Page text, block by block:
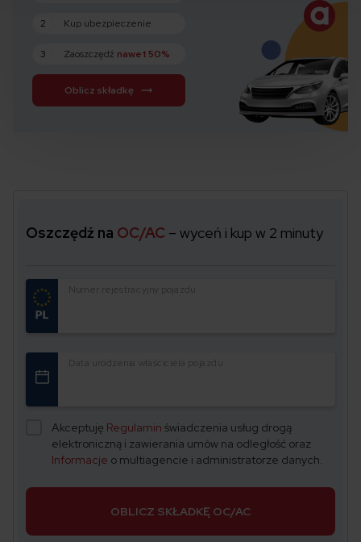
2 Kup ubezpieczenie
3 Zaoszczędź nawet 50%
Oblicz składkę
Oszczędź na OC/AC – wyceń i kup w 2 minuty
Numer rejestracyjny pojazdu
Data urodzenia właściciela pojazdu
Akceptuję Regulamin świadczenia usług drogą
elektroniczną i zawierania umów na odległość oraz
Informacje o multiagencie i administratorze danych.
OBLICZ SKŁADKĘ OC/AC